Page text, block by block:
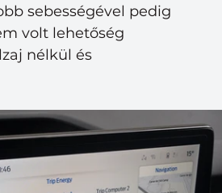
sebességével pedig
volt lehetőség
nélkül és